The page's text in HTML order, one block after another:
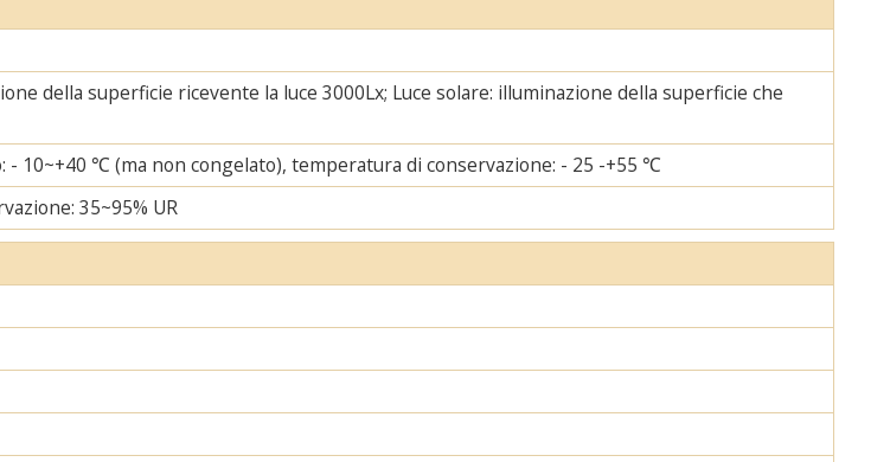
della superficie ricevente la luce 3000Lx; Luce solare: illuminazione della superficie che
10~+40 ℃ (ma non congelato), temperatura di conservazione: - 25 -+55 ℃
35~95% UR